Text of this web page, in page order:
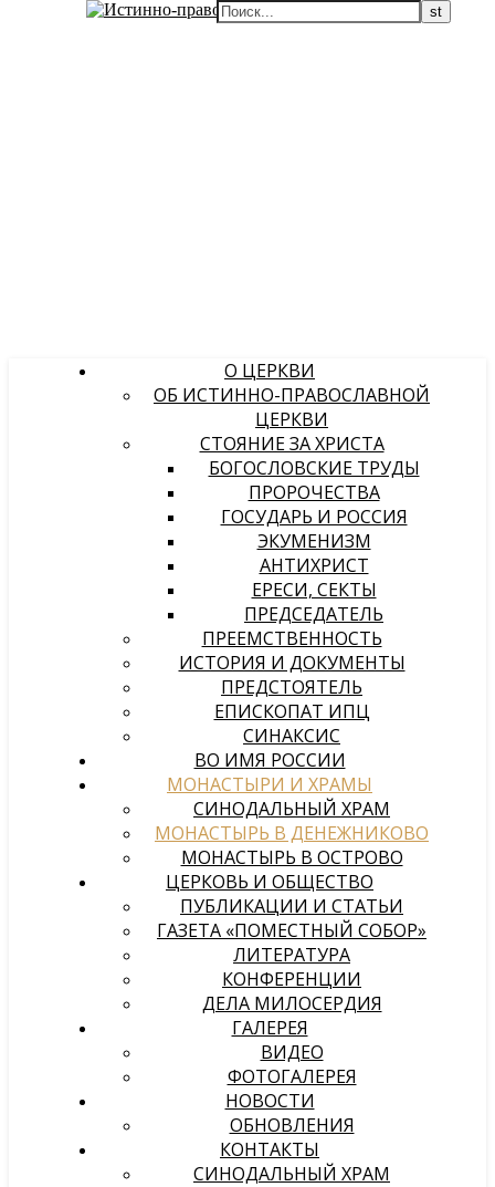
О ЦЕРКВИ
ОБ ИСТИННО-ПРАВОСЛАВНОЙ
ЦЕРКВИ
СТОЯНИЕ ЗА ХРИСТА
БОГОСЛОВСКИЕ ТРУДЫ
ПРОРОЧЕСТВА
ГОСУДАРЬ И РОССИЯ
ЭКУМЕНИЗМ
АНТИХРИСТ
ЕРЕСИ, СЕКТЫ
ПРЕДСЕДАТЕЛЬ
ПРЕЕМСТВЕННОСТЬ
ИСТОРИЯ И ДОКУМЕНТЫ
ПРЕДСТОЯТЕЛЬ
ЕПИСКОПАТ ИПЦ
СИНАКСИС
ВО ИМЯ РОССИИ
МОНАСТЫРИ И ХРАМЫ
СИНОДАЛЬНЫЙ ХРАМ
МОНАСТЫРЬ В ДЕНЕЖНИКОВО
МОНАСТЫРЬ В ОСТРОВО
ЦЕРКОВЬ И ОБЩЕСТВО
ПУБЛИКАЦИИ И СТАТЬИ
ГАЗЕТА «ПОМЕСТНЫЙ СОБОР»
ЛИТЕРАТУРА
КОНФЕРЕНЦИИ
ДЕЛА МИЛОСЕРДИЯ
ГАЛЕРЕЯ
ВИДЕО
ФОТОГАЛЕРЕЯ
НОВОСТИ
ОБНОВЛЕНИЯ
КОНТАКТЫ
СИНОДАЛЬНЫЙ ХРАМ